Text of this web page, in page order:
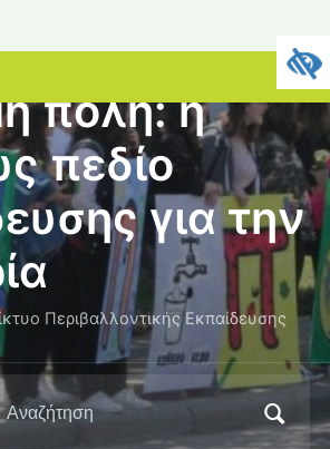
πόλη: η
πεδίο
για την
Περιβαλλοντικής Εκπαίδευσης
Αναζήτηση